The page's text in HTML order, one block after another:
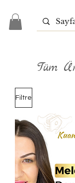
Tüm
Filtre